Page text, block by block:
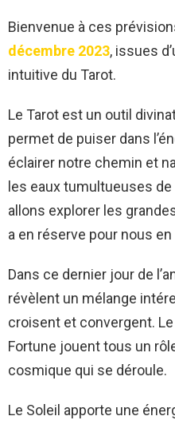
Bienvenue à ces
décembre 2023, issues
intuitive du Tarot.
Le Tarot est un outil
permet de puiser dans
éclairer notre chemin et
les eaux tumultueuses de
allons explorer les
a en réserve pour nous en
Dans ce dernier jour de
révèlent un mélange
croisent et convergent. Le
Fortune jouent tous un
cosmique qui se déroule.
Le Soleil apporte une